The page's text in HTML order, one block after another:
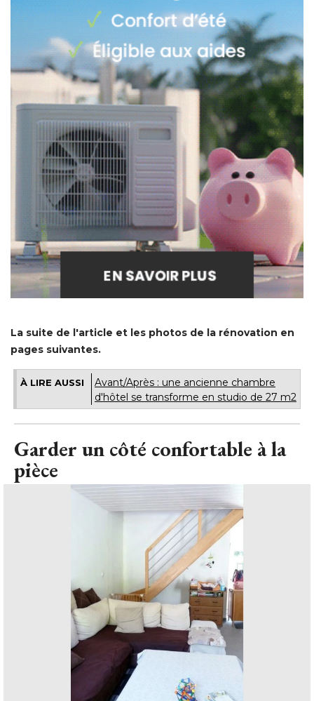
La suite de l'article et les photos de la rénovation en
pages suivantes.
À LIRE AUSSI
Avant/Après : une ancienne chambre
d'hôtel se transforme en studio de 27 m2
Garder un côté confortable à la
pièce